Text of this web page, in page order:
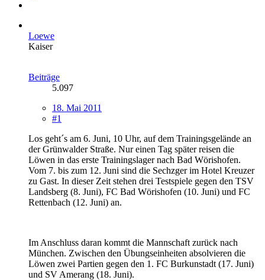
Loewe
Kaiser
Beiträge
5.097
18. Mai 2011
#1
Los geht´s am 6. Juni, 10 Uhr, auf dem Trainingsgelände an
der Grünwalder Straße. Nur einen Tag später reisen die
Löwen in das erste Trainingslager nach Bad Wörishofen.
Vom 7. bis zum 12. Juni sind die Sechzger im Hotel Kreuzer
zu Gast. In dieser Zeit stehen drei Testspiele gegen den TSV
Landsberg (8. Juni), FC Bad Wörishofen (10. Juni) und FC
Rettenbach (12. Juni) an.
Im Anschluss daran kommt die Mannschaft zurück nach
München. Zwischen den Übungseinheiten absolvieren die
Löwen zwei Partien gegen den 1. FC Burkunstadt (17. Juni)
und SV Amerang (18. Juni).